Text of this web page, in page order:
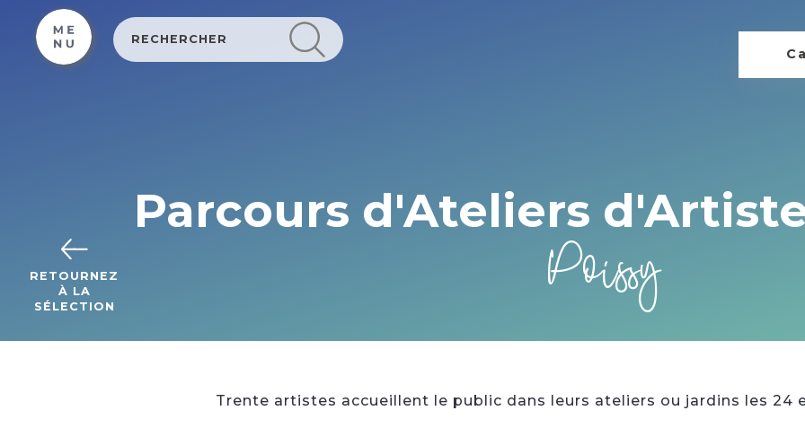
RETOURNEZ
À LA
SÉLECTION
Parcours d'Ateliers
Poissy
Trente artistes accueillent le public dans leurs ateliers ou jardins les 24
Cookies beheer paneel